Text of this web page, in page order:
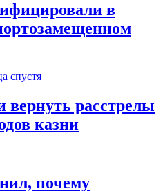
в
спустя
расстрелы
казни
почему